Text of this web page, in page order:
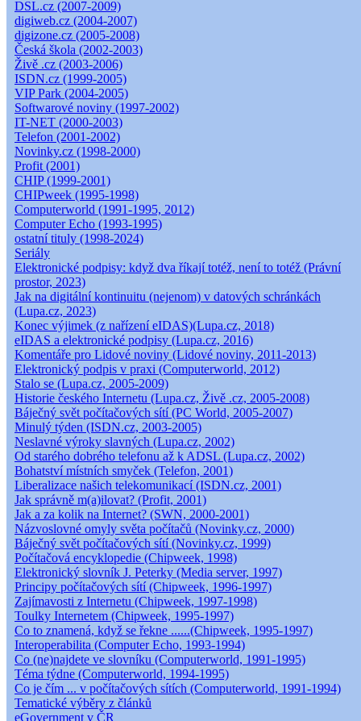
DSL.cz (2007-2009)
digiweb.cz (2004-2007)
digizone.cz (2005-2008)
Česká škola (2002-2003)
Živě .cz (2003-2006)
ISDN.cz (1999-2005)
VIP Park (2004-2005)
Softwarové noviny (1997-2002)
IT-NET (2000-2003)
Telefon (2001-2002)
Novinky.cz (1998-2000)
Profit (2001)
CHIP (1999-2001)
CHIPweek (1995-1998)
Computerworld (1991-1995, 2012)
Computer Echo (1993-1995)
ostatní tituly (1998-2024)
Seriály
Elektronické podpisy: když dva říkají totéž, není to totéž (Právní
prostor, 2023)
Jak na digitální kontinuitu (nejenom) v datových schránkách
(Lupa.cz, 2023)
Konec výjimek (z nařízení eIDAS)(Lupa.cz, 2018)
eIDAS a elektronické podpisy (Lupa.cz, 2016)
Komentáře pro Lidové noviny (Lidové noviny, 2011-2013)
Elektronický podpis v praxi (Computerworld, 2012)
Stalo se (Lupa.cz, 2005-2009)
Historie českého Internetu (Lupa.cz, Živě .cz, 2005-2008)
Báječný svět počítačových sítí (PC World, 2005-2007)
Minulý týden (ISDN.cz, 2003-2005)
Neslavné výroky slavných (Lupa.cz, 2002)
Od starého dobrého telefonu až k ADSL (Lupa.cz, 2002)
Bohatství místních smyček (Telefon, 2001)
Liberalizace našich telekomunikací (ISDN.cz, 2001)
Jak správně m(a)ilovat? (Profit, 2001)
Jak a za kolik na Internet? (SWN, 2000-2001)
Názvoslovné omyly světa počítačů (Novinky.cz, 2000)
Báječný svět počítačových sítí (Novinky.cz, 1999)
Počítačová encyklopedie (Chipweek, 1998)
Elektronický slovník J. Peterky (Media server, 1997)
Principy počítačových sítí (Chipweek, 1996-1997)
Zajímavosti z Internetu (Chipweek, 1997-1998)
Toulky Internetem (Chipweek, 1995-1997)
Co to znamená, když se řekne ......(Chipweek, 1995-1997)
Interoperabilita (Computer Echo, 1993-1994)
Co (ne)najdete ve slovníku (Computerworld, 1991-1995)
Téma týdne (Computerworld, 1994-1995)
Co je čím ... v počítačových sítích (Computerworld, 1991-1994)
Tematické výběry z článků
eGovernment v ČR